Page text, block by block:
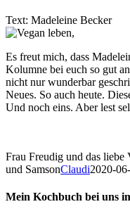
Text: Madeleine Becker
Es freut mich, dass
Kolumne bei euch so gut
nicht nur wunderbar
Neues. So auch heute.
Und noch eins. Aber lest
Frau Freudig und das liebe
und SamsonClaudi2020-
Mein Kochbuch bei uns